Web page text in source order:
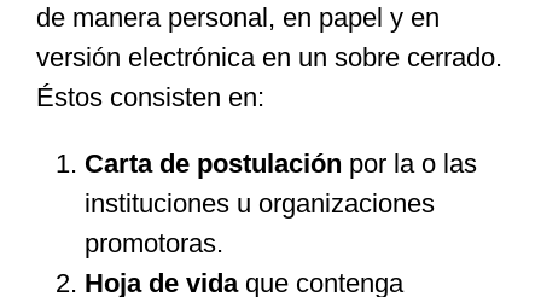
de manera personal, en papel y en
versión electrónica en un sobre cerrado.
Éstos consisten en:
Carta de postulación por la o las
instituciones u organizaciones
promotoras.
Hoja de vidaque contenga